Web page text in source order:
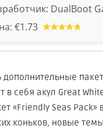
DualBoot
€1.73
дополнительные
в себя акул Great
«Friendly Seas
коньков, новые